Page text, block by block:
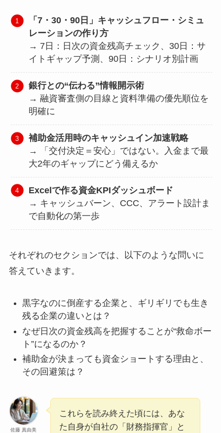
「7・30・90日」キャッシュフロー・シミュ
レーションの作り方
→ 7日：日次の資金残高チェック、30日：サ
イトギャップ予測、90日：シナリオ別計画
銀行との“伝わる”情報開示術
→ 融資審査側の目線と資料準備の優先順位を
明確に
補助金活用時のキャッシュイン加速戦略
→ 「交付決定＝安心」ではない。入金まで最
大2年のギャップにどう備えるか
Excelで作る資金KPIダッシュボード
→ キャッシュバーン、CCC、アラート設計ま
で自動化の第一歩
それぞれのセクションでは、以下のような問いに
答えていきます。
黒字なのに倒産する企業と、ギリギリでも生き
残る企業の違いとは？
なぜ日次の資金残高を把握することが“救命ボー
ト”になるのか？
補助金が決まっても資金ショートする理由と、
その回避策は？
佐藤 真由美
これらを読み終えた頃には、あな
た自身が自社の「財務指揮官」と